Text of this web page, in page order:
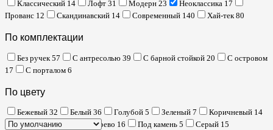
Классический 14 Лофт 31 Модерн 23 Неоклассика 17
Прованс 12 Скандинавский 14 Современный 140 Хай-тек80
По комплектации
Без ручек 57 С антресолью 39 С барной стойкой 20
С островом
17
С порталом 6
По цвету
Бежевый 32 Белый 36 Голубой 5 Зеленый 7 Коричневый 14
Кремовый22 Под дерево 16 Под камень 5 Серый 15